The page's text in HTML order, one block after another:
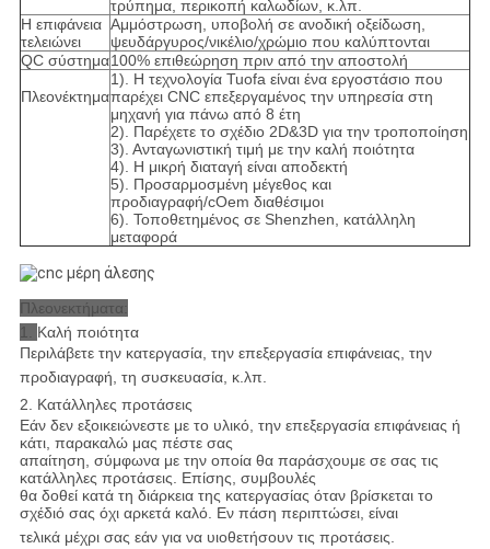
τρύπημα, περικοπή καλωδίων, κ.λπ.
Η επιφάνεια
τελειώνει
Αμμόστρωση, υποβολή σε ανοδική οξείδωση,
ψευδάργυρος/νικέλιο/χρώμιο που καλύπτονται
QC σύστημα100% επιθεώρηση πριν από την αποστολή
Πλεονέκτημα
1). Η τεχνολογία Tuofa είναι ένα εργοστάσιο που
παρέχει CNC επεξεργαμένος την υπηρεσία στη
μηχανή για πάνω από 8 έτη
2). Παρέχετε το σχέδιο 2D&3D για την τροποποίηση
3). Ανταγωνιστική τιμή με την καλή ποιότητα
4). Η μικρή διαταγή είναι αποδεκτή
5). Προσαρμοσμένη μέγεθος και
προδιαγραφή/cOem διαθέσιμοι
6). Τοποθετημένος σε Shenzhen, κατάλληλη
μεταφορά
Πλεονεκτήματα:
1. Καλή ποιότητα
Περιλάβετε την κατεργασία, την επεξεργασία επιφάνειας, την
προδιαγραφή, τη συσκευασία, κ.λπ.
2. Κατάλληλες προτάσεις
Εάν δεν εξοικειώνεστε με το υλικό, την επεξεργασία επιφάνειας ή
κάτι, παρακαλώ μας πέστε σας
απαίτηση, σύμφωνα με την οποία θα παράσχουμε σε σας τις
κατάλληλες προτάσεις. Επίσης, συμβουλές
θα δοθεί κατά τη διάρκεια της κατεργασίας όταν βρίσκεται το
σχέδιό σας όχι αρκετά καλό. Εν πάση περιπτώσει, είναι
τελικά μέχρι σας εάν για να υιοθετήσουν τις προτάσεις.